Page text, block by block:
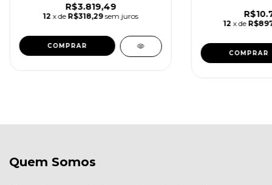
R$3.819,49
12 x de R$318,29 sem juros
COMPRAR
12 x de
COMPRAR
Quem Somos